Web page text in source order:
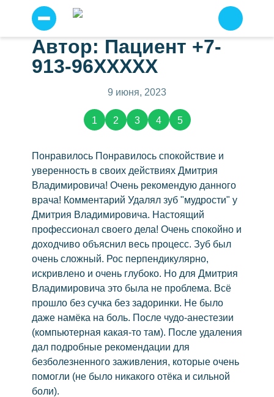
Прайс
Услуги
(2783)
Примеры работ
Наши специалисты
Детская стоматология
Профессиональная чистка зубов
Имплантация зубов
Имплантация всё на шести
Всё на четырех
Протезирование
Несъемное протезирование
Виниры
Керамические виниры
Коронка на зубы
Циркониевые
Керамические
Зубной мост
Автор: Пациент +7-
913-96XXXXX
9 июня, 2023
1 2 3 4 5
Понравилось Понравилось спокойствие и
уверенность в своих действиях Дмитрия
Владимировича! Очень рекомендую данного
врача! Комментарий Удалял зуб "мудрости" у
Дмитрия Владимировича. Настоящий
профессионал своего дела! Очень спокойно и
доходчиво объяснил весь процесс. Зуб был
очень сложный. Рос перпендикулярно,
искривлено и очень глубоко. Но для Дмитрия
Владимировича это была не проблема. Всё
прошло без сучка без задоринки. Не было
даже намёка на боль. После чудо-анестезии
(компьютерная какая-то там). После удаления
дал подробные рекомендации для
безболезненного заживления, которые очень
помогли (не было никакого отёка и сильной
боли).
Отправить